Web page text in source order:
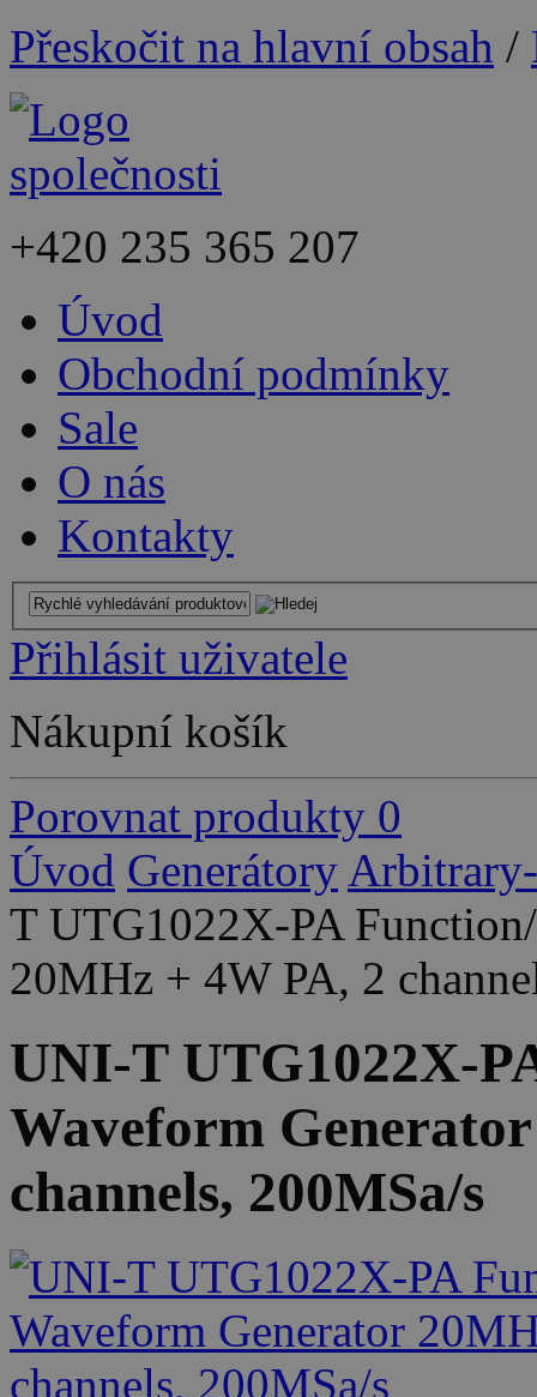
Přeskočit na hlavní obsah /
+420 235 365 207
Úvod
Obchodní podmínky
Sale
O nás
Kontakty
Přihlásit uživatele
Nákupní košík
Porovnat produkty 0
Úvod Generátory
T UTG1022X-PA
20MHz + 4W PA, 2
UNI-T UTG1022X-
Waveform
channels, 200MSa/s